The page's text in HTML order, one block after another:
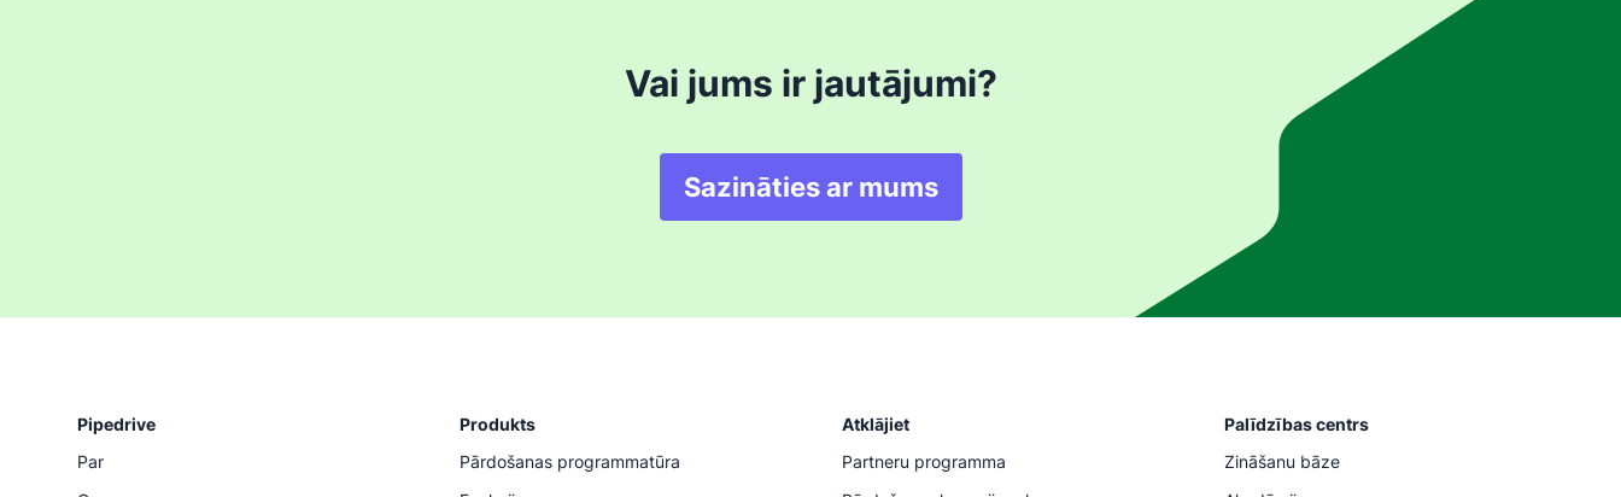
Vai jums ir jautājumi?
Sazināties ar mums
Pipedrive
Par
Produkts
Pārdošanas programmatūra
Atklājiet
Partneru programma
Palīdzības centrs
Zināšanu bāze